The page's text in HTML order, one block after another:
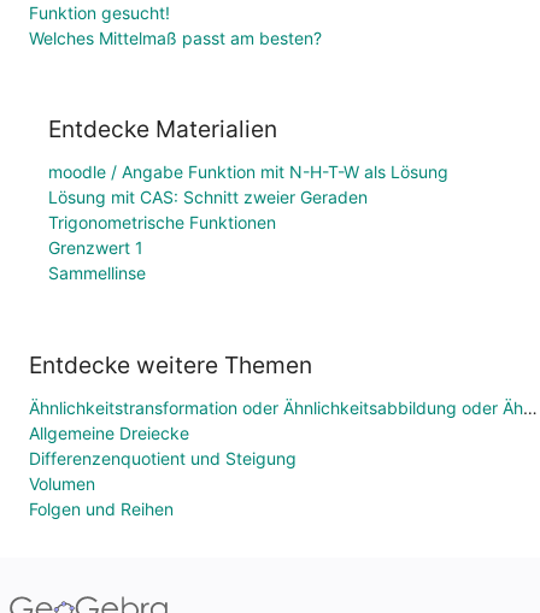
Funktion gesucht!
Welches Mittelmaß passt am besten?
Entdecke Materialien
moodle / Angabe Funktion mit N-H-T-W als Lösung
Lösung mit CAS: Schnitt zweier Geraden
Trigonometrische Funktionen
Grenzwert 1
Sammellinse
Entdecke weitere Themen
Ähnlichkeitstransformation oder Ähnlichkeitsabbildung oder Ähnlichkeit
Allgemeine Dreiecke
Differenzenquotient und Steigung
Volumen
Folgen und Reihen